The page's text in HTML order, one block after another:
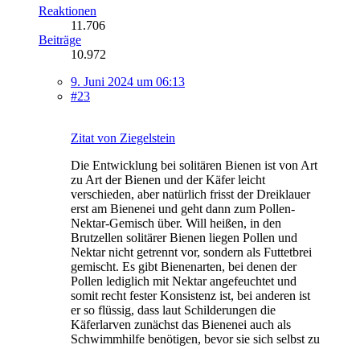
Reaktionen
11.706
Beiträge
10.972
9. Juni 2024 um 06:13
#23
Zitat von Ziegelstein
Die Entwicklung bei solitären Bienen ist von Art
zu Art der Bienen und der Käfer leicht
verschieden, aber natürlich frisst der Dreiklauer
erst am Bienenei und geht dann zum Pollen-
Nektar-Gemisch über. Will heißen, in den
Brutzellen solitärer Bienen liegen Pollen und
Nektar nicht getrennt vor, sondern als Futtetbrei
gemischt. Es gibt Bienenarten, bei denen der
Pollen lediglich mit Nektar angefeuchtet und
somit recht fester Konsistenz ist, bei anderen ist
er so flüssig, dass laut Schilderungen die
Käferlarven zunächst das Bienenei auch als
Schwimmhilfe benötigen, bevor sie sich selbst zu